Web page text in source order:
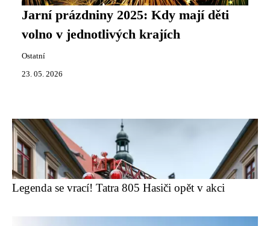
Jarní prázdniny 2025: Kdy mají děti
volno v jednotlivých krajích
Ostatní
23. 05. 2026
Legenda se vrací! Tatra 805 Hasiči opět v akci